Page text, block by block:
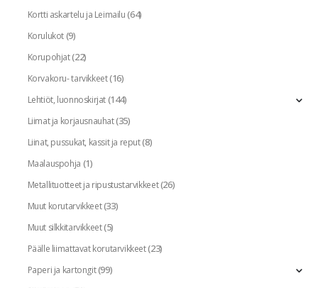
Kortti askartelu ja Leimailu(64)
Korulukot(9)
Korupohjat(22)
Korvakoru- tarvikkeet(16)
Lehtiöt, luonnoskirjat(144)
Liimat ja korjausnauhat(35)
Liinat, pussukat, kassit ja reput(8)
Maalauspohja (1)
Metallituotteet ja ripustustarvikkeet(26)
Muut korutarvikkeet(33)
Muut silkkitarvikkeet(5)
Päälle liimattavat korutarvikkeet(23)
Paperi ja kartongit(99)